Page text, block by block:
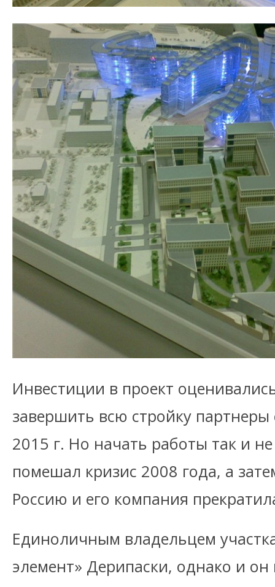
Инвестиции в проект
завершить всю стройку
2015 г. Но начать работы так и
помешал кризис 2008 года, а
Россию и его компания
Единоличным владельцем
элемент» Дерипаски, однако и